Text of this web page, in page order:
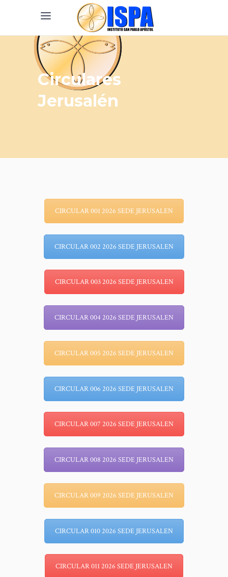
Circulares
Jerusalén
CIRCULAR 001 2026 SEDE JERUSALEN
CIRCULAR 002 2026 SEDE JERUSALEN
CIRCULAR 003 2026 SEDE JERUSALEN
CIRCULAR 004 2026 SEDE JERUSALEN
CIRCULAR 005 2026 SEDE JERUSALEN
CIRCULAR 006 2026 SEDE JERUSALEN
CIRCULAR 007 2026 SEDE JERUSALEN
CIRCULAR 008 2026 SEDE JERUSALEN
CIRCULAR 009 2026 SEDE JERUSALEN
CIRCULAR 010 2026 SEDE JERUSALEN
CIRCULAR 011 2026 SEDE JERUSALEN